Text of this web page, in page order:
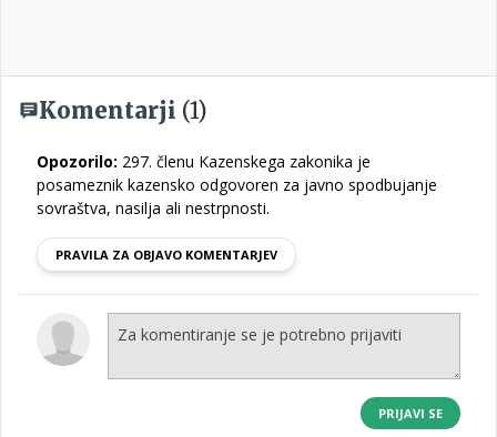
Komentarji (1)
Opozorilo: 297. členu Kazenskega zakonika je
posameznik kazensko odgovoren za javno spodbujanje
sovraštva, nasilja ali nestrpnosti.
PRAVILA ZA OBJAVO KOMENTARJEV
PRIJAVI SE